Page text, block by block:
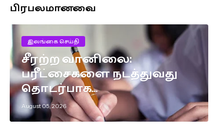
பிரபலமானவை
இலங்கை செய்தி
சீரற்ற வானிலை:
பரீட்சைகளை நடத்துவது
தொடர்பாக
எடுக்கப்பட்டுள்ள முக்கிய
தீர்மானம்!
August 05, 2026